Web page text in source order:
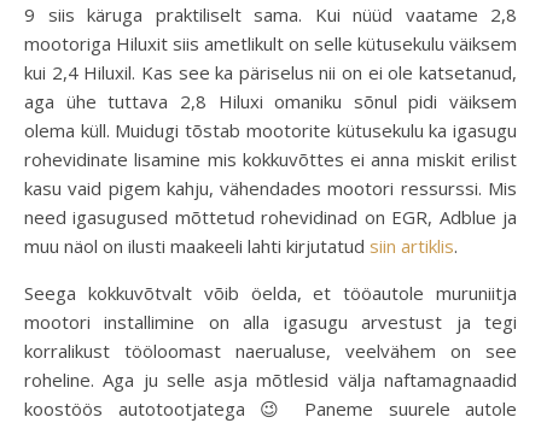
9 siis käruga praktiliselt sama. Kui nüüd vaatame 2,8
mootoriga Hiluxit siis ametlikult on selle kütusekulu väiksem
kui 2,4 Hiluxil. Kas see ka päriselus nii on ei ole katsetanud,
aga ühe tuttava 2,8 Hiluxi omaniku sõnul pidi väiksem
olema küll. Muidugi tõstab mootorite kütusekulu ka igasugu
rohevidinate lisamine mis kokkuvõttes ei anna miskit erilist
kasu vaid pigem kahju, vähendades mootori ressurssi. Mis
need igasugused mõttetud rohevidinad on EGR, Adblue ja
muu näol on ilusti maakeeli lahti kirjutatud siin artiklis.
Seega kokkuvõtvalt võib öelda, et tööautole muruniitja
mootori installimine on alla igasugu arvestust ja tegi
korralikust tööloomast naerualuse, veelvähem on see
roheline. Aga ju selle asja mõtlesid välja naftamagnaadid
koostöös autotootjatega 😉 Paneme suurele autole